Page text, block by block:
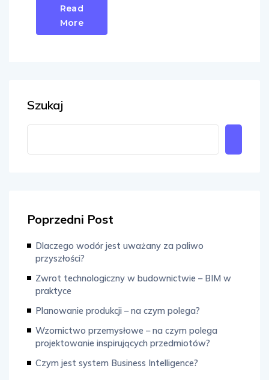
Read
More
Szukaj
Poprzedni Post
Dlaczego wodór jest uważany za paliwo
przyszłości?
Zwrot technologiczny w budownictwie – BIM w
praktyce
Planowanie produkcji – na czym polega?
Wzornictwo przemysłowe – na czym polega
projektowanie inspirujących przedmiotów?
Czym jest system Business Intelligence?